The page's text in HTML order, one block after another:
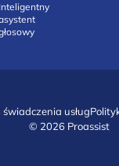
Inteligentny
usług
© 2026 Proassist